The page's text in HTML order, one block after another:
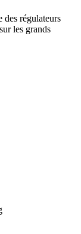
des régulateurs
les grands